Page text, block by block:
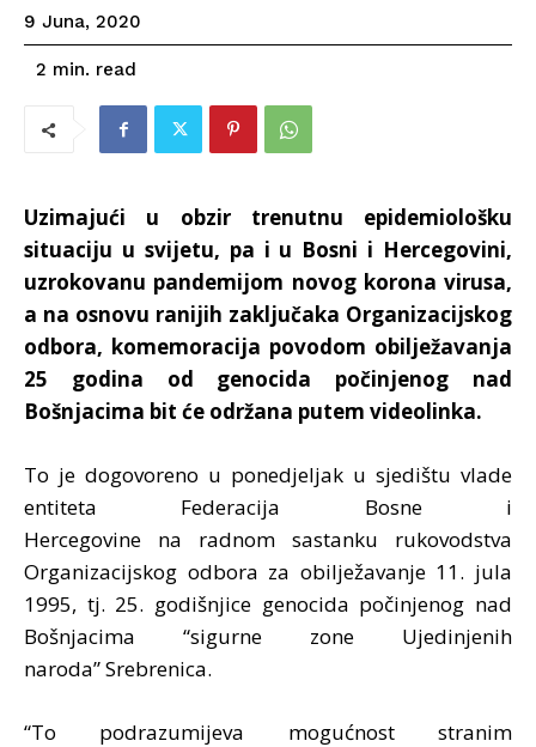
9 Juna, 2020
2 min. read
Uzimajući u obzir trenutnu epidemiološku
situaciju u svijetu, pa i u Bosni i Hercegovini,
uzrokovanu pandemijom novog korona virusa,
a na osnovu ranijih zaključaka Organizacijskog
odbora, komemoracija povodom obilježavanja
25 godina od genocida počinjenog nad
Bošnjacima bit će održana putem videolinka.
To je dogovoreno u ponedjeljak u sjedištu vlade
entiteta Federacija Bosne i
Hercegovine na radnom sastanku rukovodstva
Organizacijskog odbora za obilježavanje 11. jula
1995, tj. 25. godišnjice genocida počinjenog nad
Bošnjacima “sigurne zone Ujedinjenih
naroda” Srebrenica.
“To podrazumijeva mogućnost stranim